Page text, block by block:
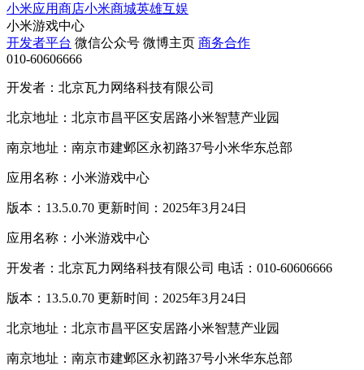
小米应用商店小米商城英雄互娱
小米游戏中心
开发者平台 微信公众号 微博主页 商务合作
010-60606666
开发者：北京瓦力网络科技有限公司
北京地址：北京市昌平区安居路小米智慧产业园
南京地址：南京市建邺区永初路37号小米华东总部
应用名称：小米游戏中心
版本：13.5.0.70 更新时间：2025年3月24日
应用名称：小米游戏中心
开发者：北京瓦力网络科技有限公司 电话：010-60606666
版本：13.5.0.70 更新时间：2025年3月24日
北京地址：北京市昌平区安居路小米智慧产业园
南京地址：南京市建邺区永初路37号小米华东总部